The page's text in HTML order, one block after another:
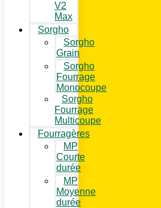
V2
Max
Sorgho
Sorgho
Grain
Sorgho
Fourrage
Monocoupe
Sorgho
Fourrage
Multicoupe
Fourragères
MP
Courte
durée
MP
Moyenne
durée